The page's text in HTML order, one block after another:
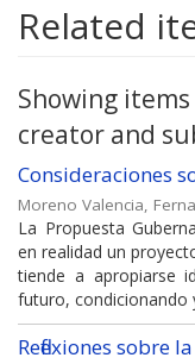
Related
Showing
creator and
Consideraciones
Moreno Valencia,
La Propuesta
en realidad un
tiende a apropiarse
futuro, condicionando
Reflexiones sobre